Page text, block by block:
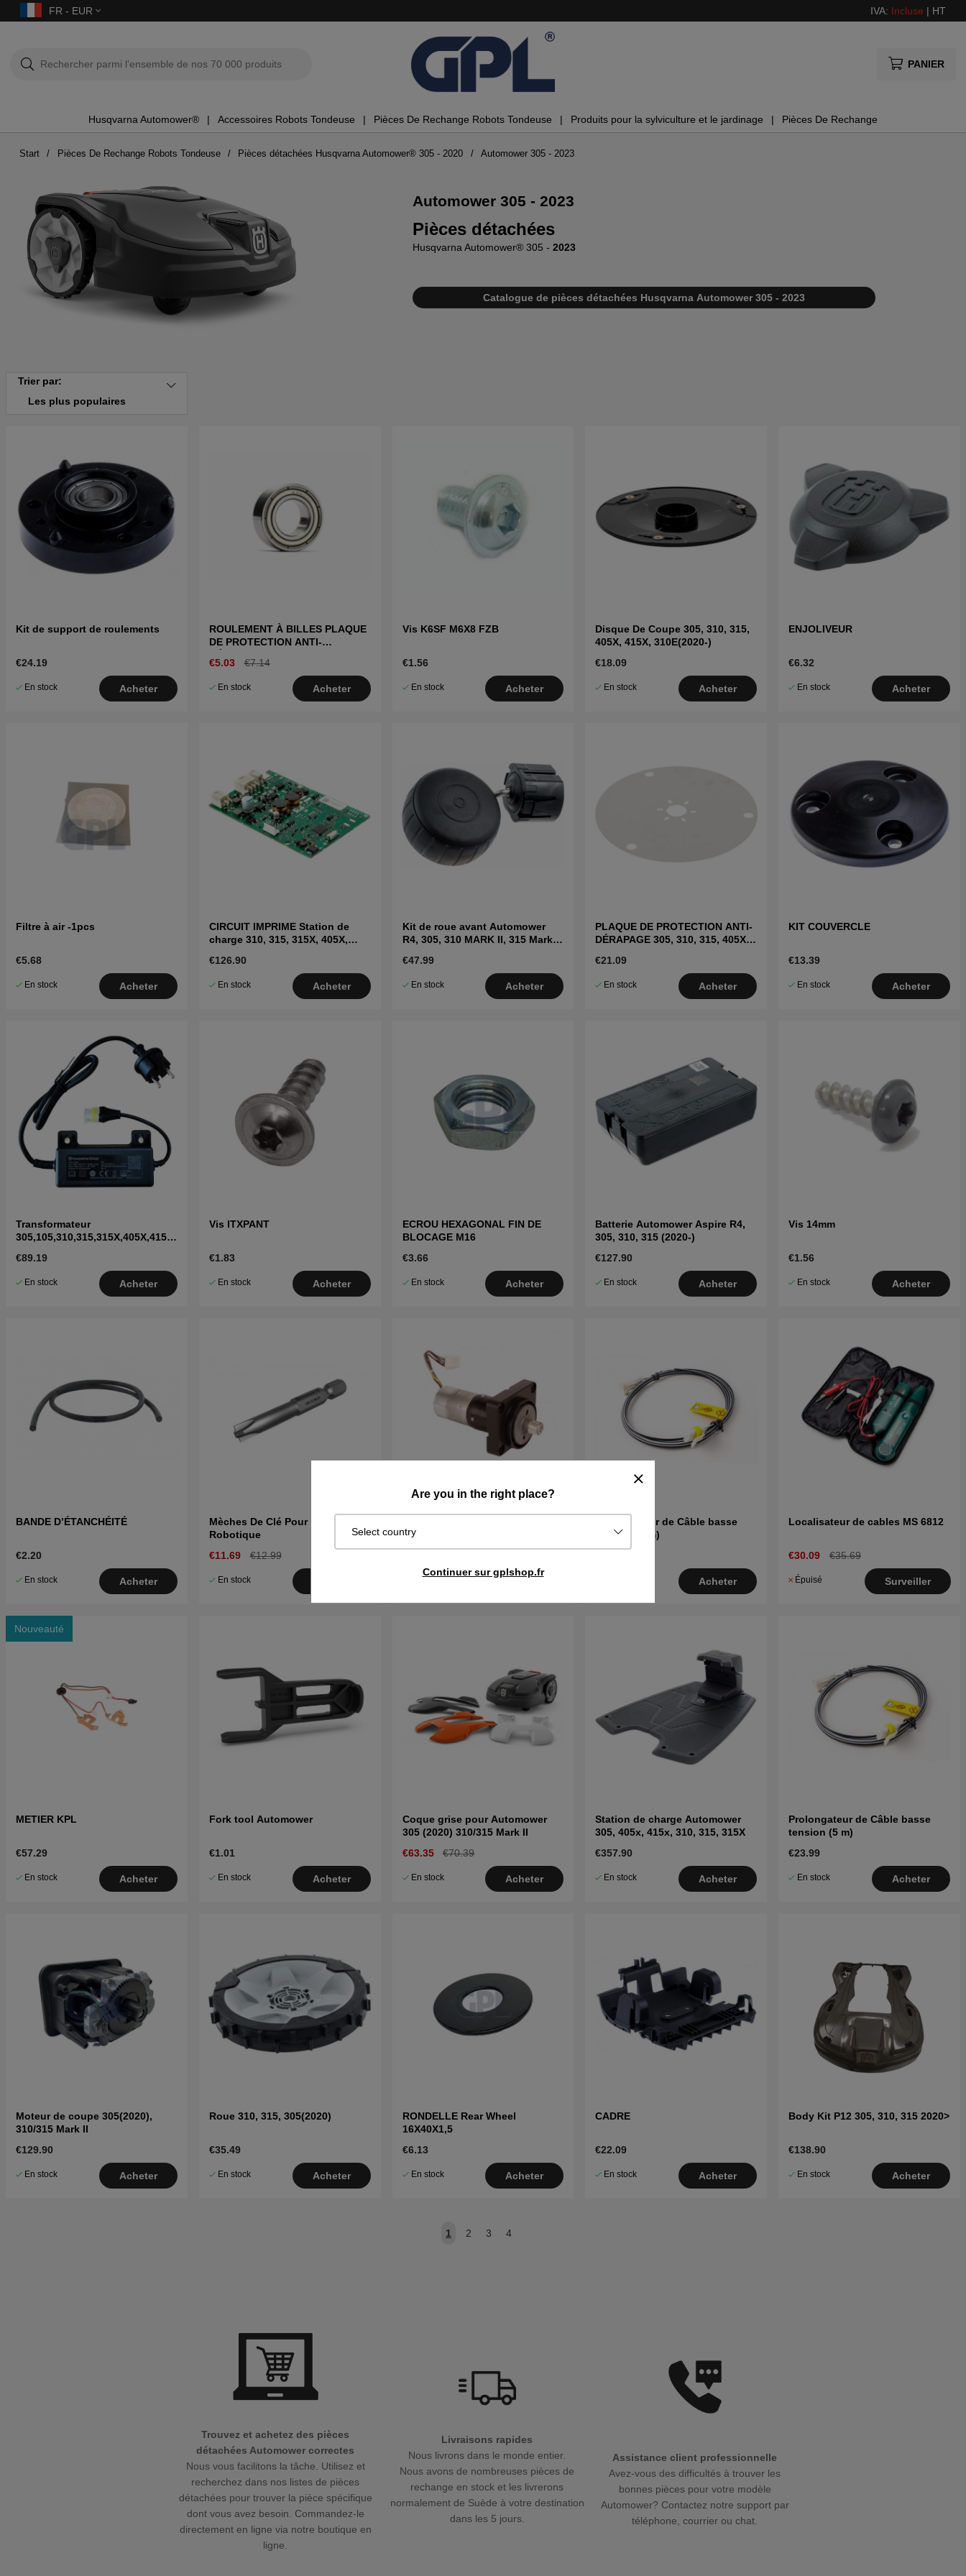
FR - EUR IVA: Incluse | HT
PANIER
Husqvarna Automower® Accessoires Robots Tondeuse Pièces De Rechange Robots Tondeuse Produits pour la sylviculture et le jardinage Pièces De Rechange
Are you in the right place?
Select country
Continuer sur gplshop.fr
Start Pièces De Rechange Robots Tondeuse Pièces détachées Husqvarna Automower® 305 - 2020 Automower 305 - 2023
Automower 305 - 2023
Pièces détachées
Husqvarna Automower® 305 - 2023
Catalogue de pièces détachées Husqvarna Automower 305 - 2023
Trier par:
Les plus populaires
Kit de support de roulements
€24.19
En stock Acheter
ROULEMENT À BILLES PLAQUE
DE PROTECTION ANTI-
€5.03 €7.14
En stock Acheter
Vis K6SF M6X8 FZB
€1.56
En stock Acheter
Disque De Coupe 305, 310, 315,
405X, 415X, 310E(2020-)
€18.09
En stock Acheter
ENJOLIVEUR
€6.32
En stock Acheter
Filtre à air -1pcs
€5.68
En stock Acheter
CIRCUIT IMPRIME Station de
charge 310, 315, 315X, 405X,
€126.90
En stock Acheter
Kit de roue avant Automower
R4, 305, 310 MARK II, 315 Mark
€47.99
En stock Acheter
PLAQUE DE PROTECTION ANTI-
DÉRAPAGE 305, 310, 315, 405X,
€21.09
En stock Acheter
KIT COUVERCLE
€13.39
En stock Acheter
Transformateur
305,105,310,315,315X,405X,415X,
€89.19
En stock Acheter
Vis ITXPANT
€1.83
En stock Acheter
ECROU HEXAGONAL FIN DE
BLOCAGE M16
€3.66
En stock Acheter
Batterie Automower Aspire R4,
305, 310, 315 (2020-)
€127.90
En stock Acheter
Vis 14mm
€1.56
En stock Acheter
BANDE D’ÉTANCHÉITÉ
€2.20
En stock Acheter
Mèches De Clé Pour La Lame
Robotique
€11.69
€12.99
En stock
405X, 415X, 310 Mark II, 315 Mark
II
En stock Acheter
Prolongateur de Câble basse
tension (3 m)
Acheter
Localisateur de cables MS 6812
€30.09 €35.69
Épuisé Surveiller
Nouveauté
METIER KPL
€57.29
En stock Acheter
Fork tool Automower
€1.01
En stock Acheter
Coque grise pour Automower
305 (2020) 310/315 Mark II
€63.35
€70.39
En stock Acheter
Station de charge Automower
305, 405x, 415x, 310, 315, 315X
€357.90
En stock Acheter
Prolongateur de Câble basse
tension (5 m)
€23.99
En stock Acheter
Moteur de coupe 305(2020),
310/315 Mark II
€129.90
En stock Acheter
Roue 310, 315, 305(2020)
€35.49
En stock Acheter
RONDELLE Rear Wheel
16X40X1,5
€6.13
En stock Acheter
CADRE
€22.09
En stock Acheter
Body Kit P12 305, 310, 315 2020>
€138.90
En stock Acheter
1 2 3 4
Trouvez et achetez des pièces
détachées Automower correctes
Nous vous facilitons la tâche. Utilisez et
recherchez dans nos listes de pièces
détachées pour trouver la pièce spécifique
dont vous avez besoin. Commandez-le
directement en ligne via notre boutique en
ligne.
Livraisons rapides
Nous livrons dans le monde entier.
Nous avons de nombreuses pièces de
rechange en stock et les livrerons
normalement de Suède à votre destination
dans les 5 jours.
Assistance client professionnelle
Avez-vous des difficultés à trouver les
bonnes pièces pour votre modèle
Automower? Contactez notre support par
téléphone, courrier ou chat.